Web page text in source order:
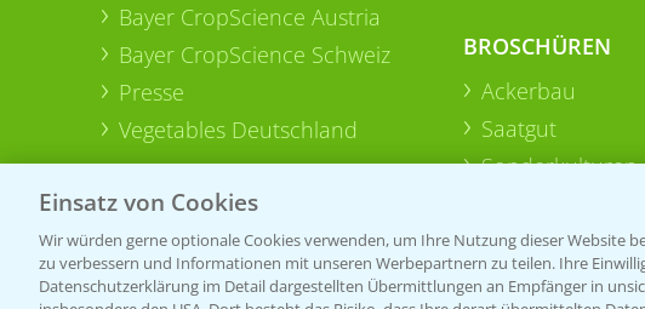
Bayer CropScience Austria
Bayer CropScience Schweiz
Presse
Vegetables Deutschland
BROSCHÜREN
Ackerbau
Saatgut
Sonderkulturen
Einsatz von Cookies
Wir würden gerne optionale Cookies verwenden, um Ihre Nutzung dieser Website
zu verbessern und Informationen mit unseren Werbepartnern zu teilen. Ihre
Datenschutzerklärung im Detail dargestellten Übermittlungen an Empfänger in